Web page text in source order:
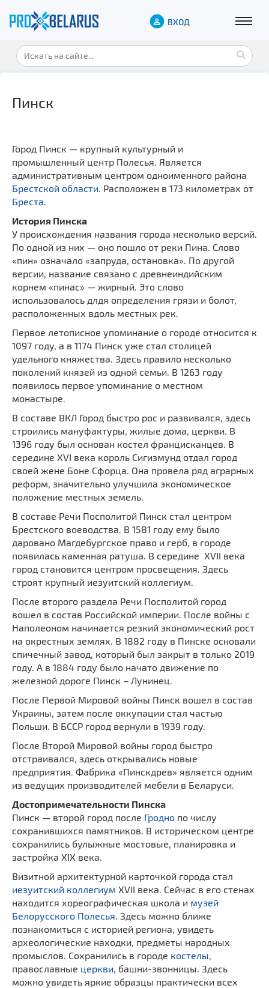
ВХОД
Пинск
Город Пинск — крупный культурный и
промышленный центр Полесья. Является
административным центром одноименного района
Брестской области . Расположен в 173 километрах от
Бреста
История Пинска
У происхождения названия города несколько версий.
По одной из них — оно пошло от реки Пина. Слово
«пин» означало «запруда, остановка». По другой
версии, название связано с древнеиндийским
корнем «пинас» — жирный. Это слово
использовалось длдя определения грязи и болот,
расположенных вдоль местных рек.
Первое летописное упоминание о городе относится к
1097 году, а в 1174 Пинск уже стал столицей
удельного княжества. Здесь правило несколько
поколений князей из одной семьи. В 1263 году
появилось первое упоминание о местном
монастыре.
В составе ВКЛ Город быстро рос и развивался, здесь
строились мануфактуры, жилые дома, церкви. В
1396 году был основан костел францисканцев. В
середине XVI века король Сигизмунд отдал город
своей жене Боне Сфорца. Она провела ряд аграрных
реформ, значительно улучшила экономическое
положение местных земель.
В составе Речи Посполитой Пинск стал центром
Брестского воеводства. В 1581 году ему было
даровано Магдебургское право и герб, в городе
появилась каменная ратуша. В середине XVII века
город становится центром просвещения. Здесь
строят крупный иезуитский коллегиум.
После второго раздела Речи Посполитой город
вошел в состав Российской империи. После войны с
Наполеоном начинается резкий экономический рост
на окрестных землях. В 1882 году в Пинске основали
спичечный завод, который был закрыт в только 2019
году. А в 1884 году было начато движение по
железной дороге Пинск – Лунинец.
После Первой Мировой войны Пинск вошел в состав
Украины, затем после оккупации стал частью
Польши. В БССР город вернули в 1939 году.
После Второй Мировой войны город быстро
отстраивался, здесь открывались новые
предприятия. Фабрика «Пинскдрев» является одним
из ведущих производителей мебели в Беларуси.
Достопримечательности Пинска
Пинск — второй город после Гродно по числу
сохранившихся памятников. В историческом центре
сохранились булыжные мостовые, планировка и
застройка XIX века.
Визитной архитектурной карточкой города стал
иезуитский коллегиум XVII века. Сейчас в его стенах
находится хореографическая школа и музей
Белорусского Полесья . Здесь можно ближе
познакомиться с историей региона, увидеть
археологические находки, предметы народных
промыслов. Сохранились в городе костелы
православные церкви , башни-звонницы. Здесь
можно увидеть яркие образцы практически всех